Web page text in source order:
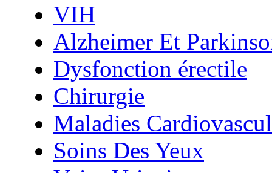
VIH
Alzheimer Et
Dysfonction érectile
Chirurgie
Maladies
Soins Des Yeux